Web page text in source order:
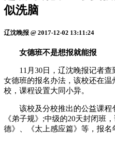
似洗脑
辽沈晚报 @ 2017-12-02 13:11:24
女德班不是想报就能报
11月30日，辽沈晚报记者查
女德班的报名办法，该校还在
校，课程设置大同小异。
该校及分校推出的公益课程
《弟子规》;中级的20天封闭班
德》、《太上感应篇》等，报名